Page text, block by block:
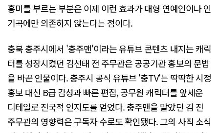
흥미를 부르는 부분은 이제 이런 효과가 대형 연예인이나 인
기곡에만 의존하지 않는다는 점이다.
충북 충주시에서 '충주맨'이라는 유튜브 콘텐츠 내지는 캐릭
터를 성장시켰던 김선태 전 주무관은 공공기관 홍보의 문법
을 바꾼 인물이다. 충주시 공식 유튜브 '충TV'는 딱딱한 시정
홍보 대신 B급 감성과 빠른 편집, 공무원 캐릭터를 앞세운
디테일로 전국적 인지도를 얻었다. 충주맨을 맡았던 김 전
주무관의 영향력은 구독자 수로도 확인됐다. 그의 사직 소식